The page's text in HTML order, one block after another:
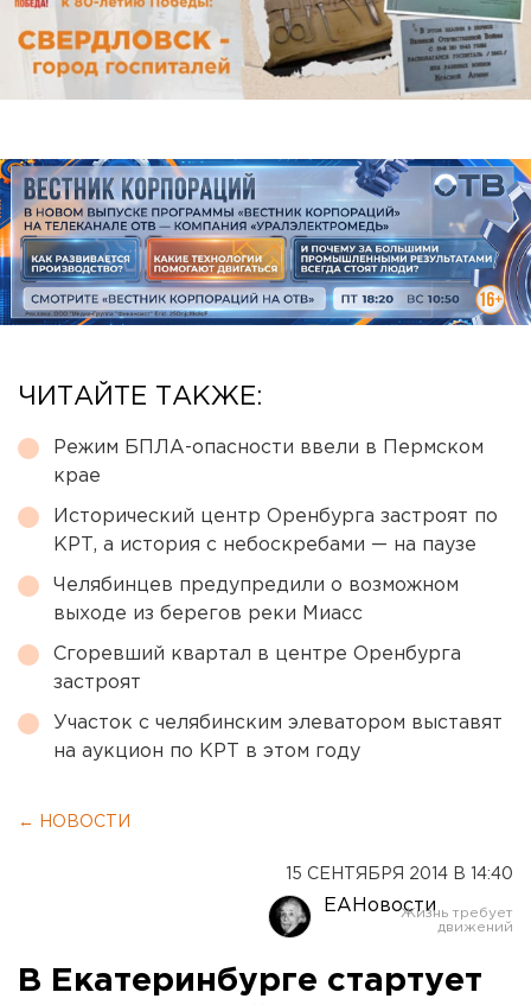
ЧИТАЙТЕ ТАКЖЕ:
Режим БПЛА-опасности ввели в Пермском
крае
Исторический центр Оренбурга застроят по
КРТ, а история с небоскребами — на паузе
Челябинцев предупредили о возможном
выходе из берегов реки Миасс
Сгоревший квартал в центре Оренбурга
застроят
Участок с челябинским элеватором выставят
на аукцион по КРТ в этом году
← НОВОСТИ
15 СЕНТЯБРЯ 2014 В 14:40
ЕАНовости
В Екатеринбурге стартует